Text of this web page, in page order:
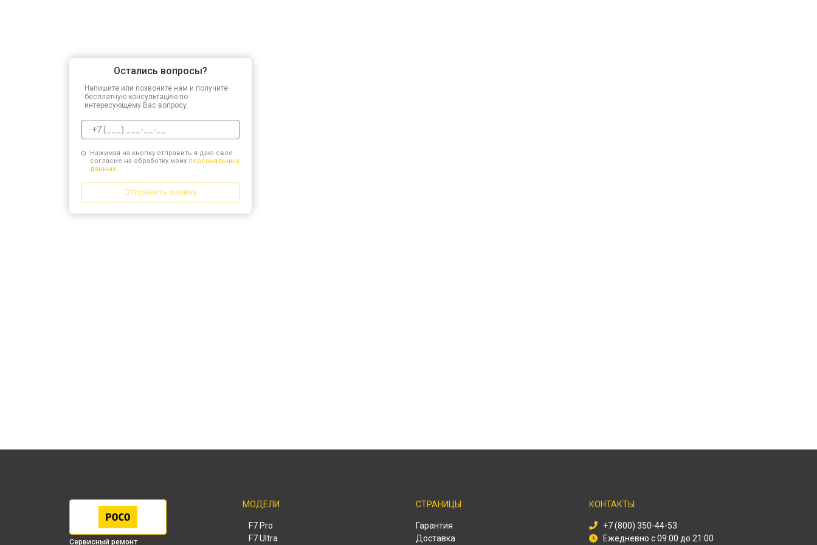
Остались вопросы?
Напишите или позвоните нам и получите
бесплатную консультацию по
интересующему Вас вопросу.
Нажимая на кнопку отправить я даю свое
согласие на обработку моих персональных
данных.
Отправить заявку
Сервисный ремонт
МОДЕЛИ
F7 Pro
F7 Ultra
СТРАНИЦЫ
Гарантия
Доставка
КОНТАКТЫ
+7 (800) 350-44-53
Ежедневно с 09:00 до 21:00